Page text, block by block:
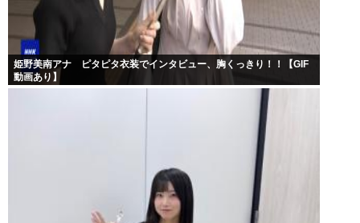
姫野美南アナ ピタピタ衣装でインタビュー、胸くっきり！！【GIF
動画あり】